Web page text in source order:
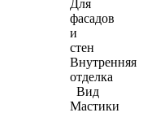
Для
фасадов
и
стен
Внутренняя
отделка
Вид
Мастики